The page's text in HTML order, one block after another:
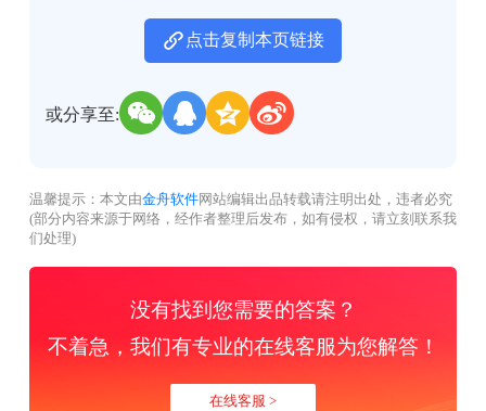
点击复制本页链接
或分享至:
温馨提示：本文由金舟软件网站编辑出品转载请注明出处，违者必究
(部分内容来源于网络，经作者整理后发布，如有侵权，请立刻联系我
们处理)
没有找到您需要的答案？
不着急，我们有专业的在线客服为您解答！
在线客服 >